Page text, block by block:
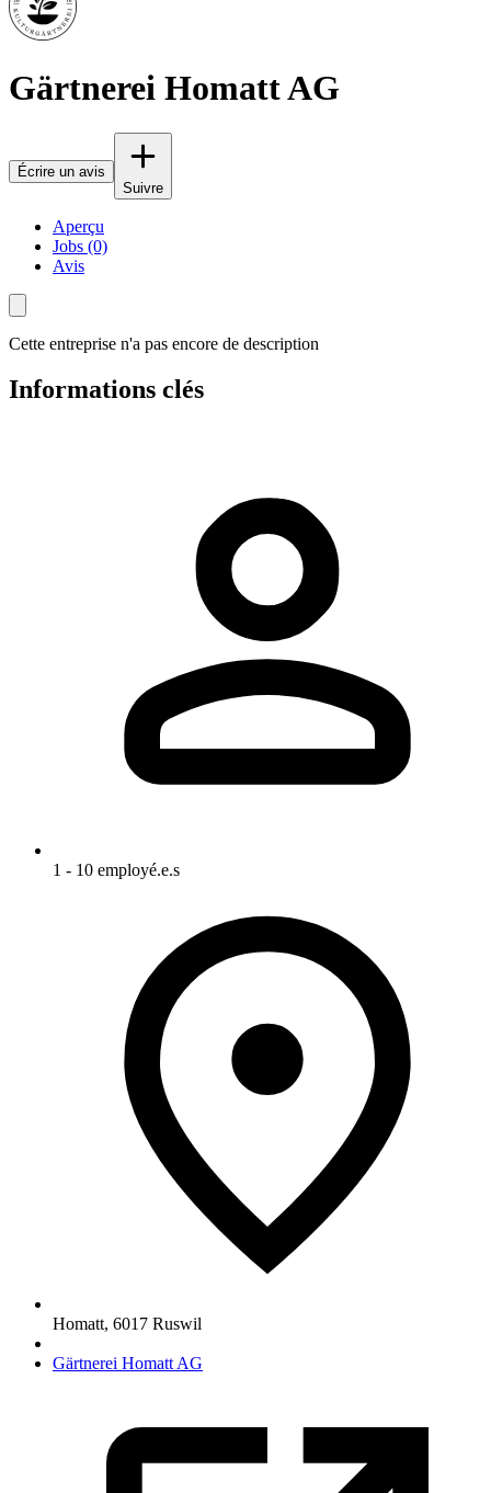
Gärtnerei Homatt AG
Écrire un avis
Suivre
Aperçu
Jobs (0)
Avis
Cette entreprise n'a pas encore de description
Informations clés
1 - 10 employé.e.s
Homatt, 6017 Ruswil
Gärtnerei Homatt AG